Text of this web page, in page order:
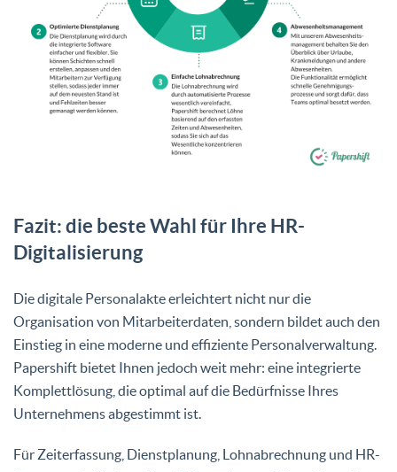
Fazit: die beste Wahl für Ihre HR-
Digitalisierung
Die digitale Personalakte erleichtert nicht nur die
Organisation von Mitarbeiterdaten, sondern bildet auch den
Einstieg in eine moderne und effiziente Personalverwaltung.
Papershift bietet Ihnen jedoch weit mehr: eine integrierte
Komplettlösung, die optimal auf die Bedürfnisse Ihres
Unternehmens abgestimmt ist.
Für Zeiterfassung, Dienstplanung, Lohnabrechnung und HR-